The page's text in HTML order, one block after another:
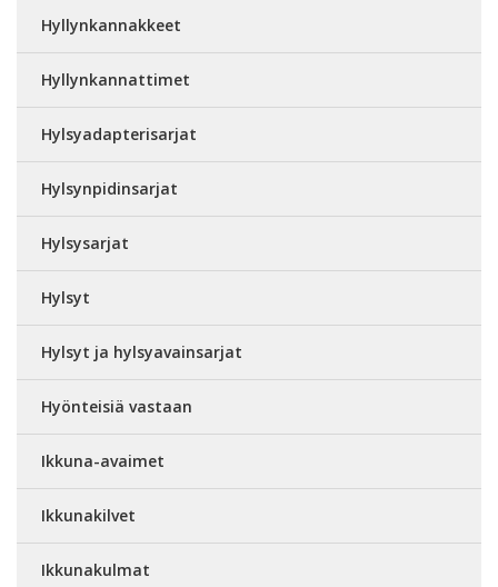
Hyllynkannakkeet
Hyllynkannattimet
Hylsyadapterisarjat
Hylsynpidinsarjat
Hylsysarjat
Hylsyt
Hylsyt ja hylsyavainsarjat
Hyönteisiä vastaan
Ikkuna-avaimet
Ikkunakilvet
Ikkunakulmat